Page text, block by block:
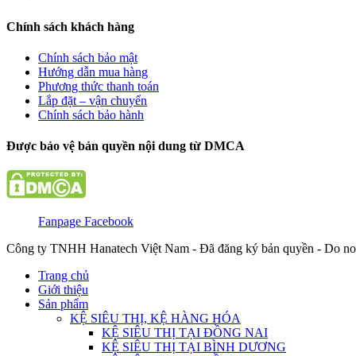
Chính sách khách hàng
Chính sách bảo mật
Hướng dẫn mua hàng
Phương thức thanh toán
Lắp đặt – vận chuyển
Chính sách bảo hành
Được bảo vệ bản quyền nội dung từ DMCA
Fanpage Facebook
Công ty TNHH Hanatech Việt Nam - Đã đăng ký bản quyền - Do
Trang chủ
Giới thiệu
Sản phẩm
KỆ SIÊU THỊ, KỆ HÀNG HÓA
KỆ SIÊU THỊ TẠI ĐỒNG NAI
KỆ SIÊU THỊ TẠI BÌNH DƯƠNG